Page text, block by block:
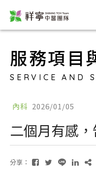
服務項目
SERVICE AND
內科 2026/01/05
二個月有感
分享：